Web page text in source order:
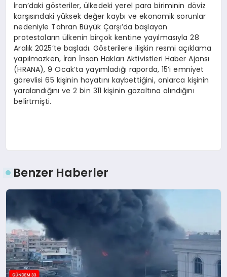
İran’daki gösteriler, ülkedeki yerel para biriminin döviz
karşısındaki yüksek değer kaybı ve ekonomik sorunlar
nedeniyle Tahran Büyük Çarşı’da başlayan
protestoların ülkenin birçok kentine yayılmasıyla 28
Aralık 2025’te başladı. Gösterilere ilişkin resmi açıklama
yapılmazken, İran İnsan Hakları Aktivistleri Haber Ajansı
(HRANA), 9 Ocak’ta yayımladığı raporda, 15’i emniyet
görevlisi 65 kişinin hayatını kaybettiğini, onlarca kişinin
yaralandığını ve 2 bin 311 kişinin gözaltına alındığını
belirtmişti.
Benzer Haberler